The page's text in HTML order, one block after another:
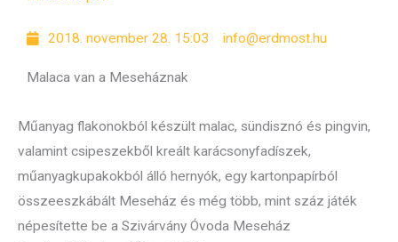
2018. november 28. 15:03 info@erdmost.hu
Malaca van a Meseháznak
Műanyag flakonokból készült malac, sündisznó és pingvin,
valamint csipeszekből kreált karácsonyfadíszek,
műanyagkupakokból álló hernyók, egy kartonpapírból
összeeszkábált Meseház és még több, mint száz játék
népesítette be a Szivárvány Óvoda Meseház